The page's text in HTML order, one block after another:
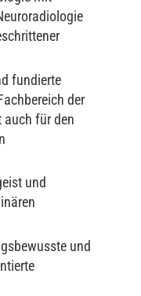
fundierte
der
auch für den
und
und